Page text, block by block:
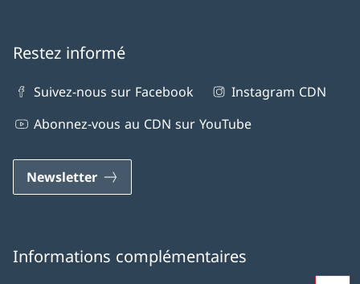
Restez informé
Suivez-nous sur Facebook
Instagram CDN
Abonnez-vous au CDN sur YouTube
Newsletter
Informations complémentaires